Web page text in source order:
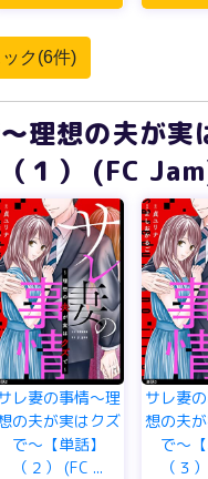
ク(6件)
理想の夫が実
１） (FC
レ妻の事情～理
の夫が実はクズ
で～【単話】
（２） (FC ...
サレ妻
想の夫
で～【
（３